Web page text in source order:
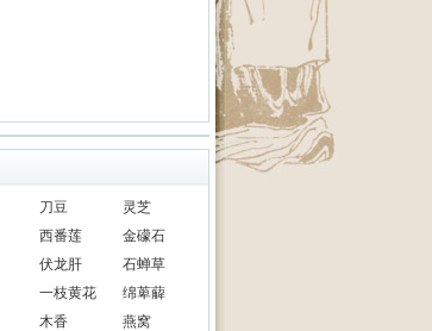
刀豆
灵芝
西番莲
金礞石
伏龙肝
石蝉草
一枝黄花
绵萆薢
木香
燕窝